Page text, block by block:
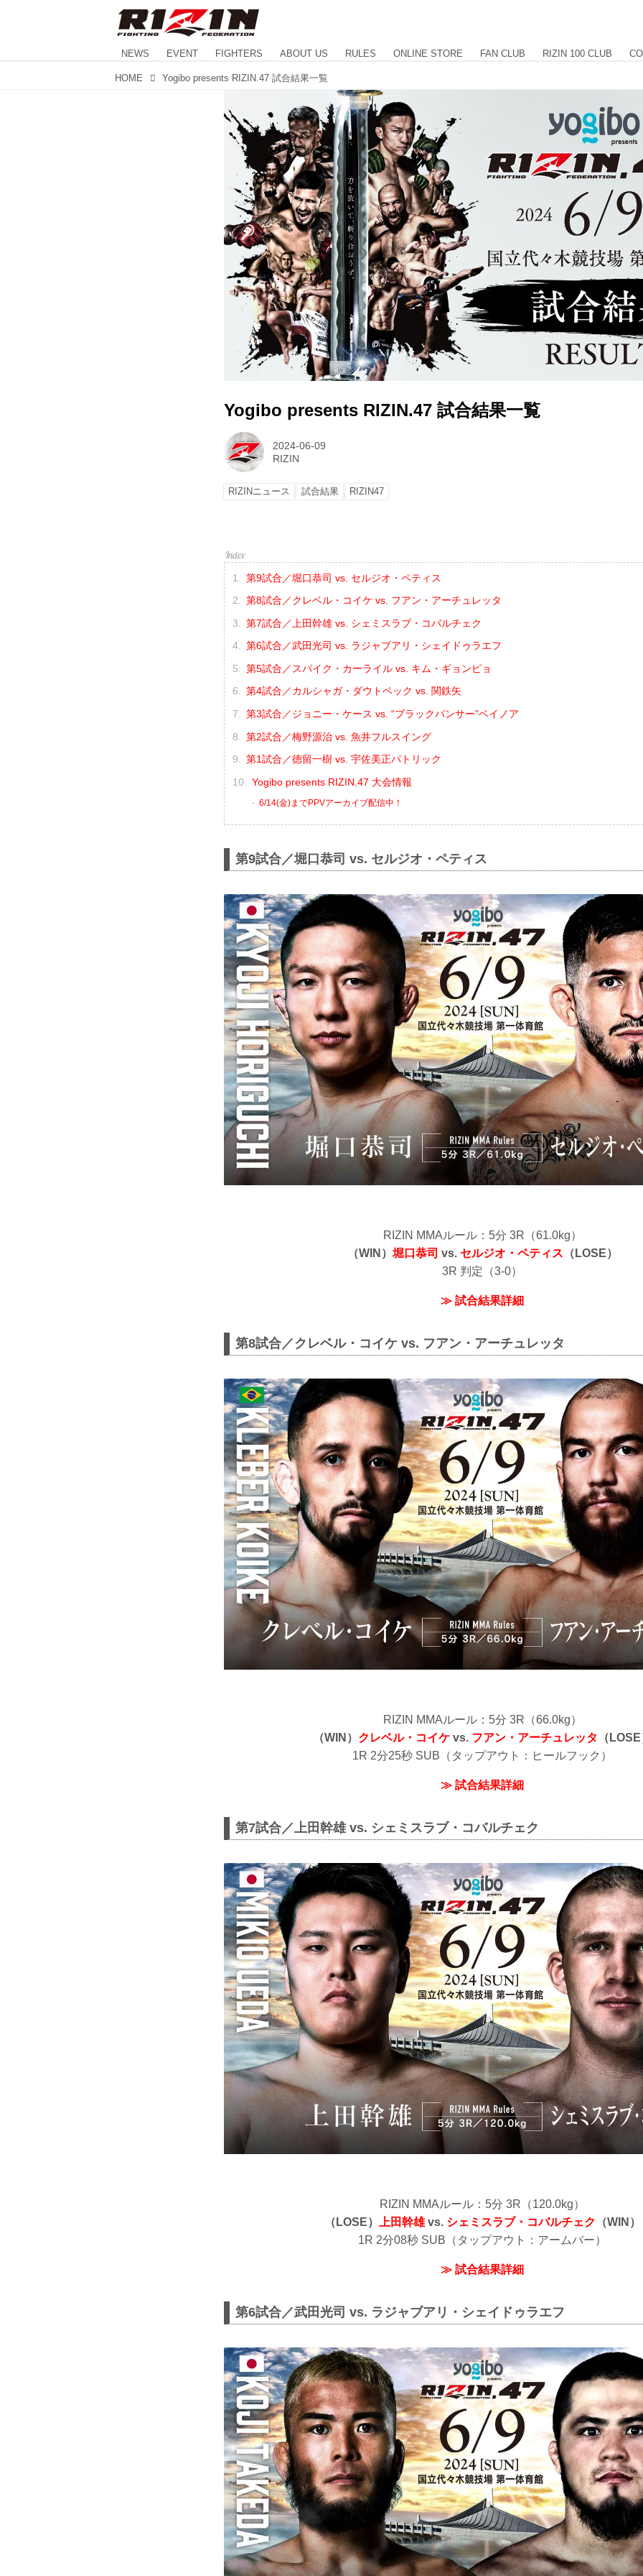
NEWS EVENT FIGHTERS ABOUT US RULES ONLINE STORE FAN CLUB RIZIN 100 CLUB
HOME Yogibo presents RIZIN.47 試合結果一覧
Yogibo presents RIZIN.47 試合結果一覧
2024-06-09
RIZIN
RIZINニュース 試合結果 RIZIN47
第9試合／堀口恭司 vs. セルジオ・ペティス
第8試合／クレベル・コイケ vs. フアン・アーチュレッタ
第7試合／上田幹雄 vs. シェミスラブ・コバルチェク
第6試合／武田光司 vs. ラジャブアリ・シェイドゥラエフ
第5試合／スパイク・カーライル vs. キム・ギョンピョ
第4試合／カルシャガ・ダウトベック vs. 関鉄矢
第3試合／ジョニー・ケース vs. “ブラックパンサー”ベイノア
第2試合／梅野源治 vs. 魚井フルスイング
第1試合／徳留一樹 vs. 宇佐美正パトリック
Yogibo presents RIZIN.47 大会情報
6/14(金)までPPVアーカイブ配信中！
第9試合／堀口恭司 vs. セルジオ・ペティス
RIZIN MMAルール：5分 3R（61.0kg）
（WIN） 堀口恭司 vs. セルジオ・ペティス （LOSE）
3R 判定（3-0）
≫ 試合結果詳細
第8試合／クレベル・コイケ vs. フアン・アーチュレッタ
RIZIN MMAルール：5分 3R（66.0kg）
（WIN） クレベル・コイケvs. フアン・アーチュレッタ （
1R 2分25秒 SUB（タップアウト：ヒールフック）
≫ 試合結果詳細
第7試合／上田幹雄 vs. シェミスラブ・コバルチェク
RIZIN MMAルール：5分 3R（120.0kg）
（LOSE）
上田幹雄vs. シェミスラブ・コバルチェク （WIN）
1R 2分08秒 SUB（タップアウト：アームバー）
≫ 試合結果詳細
第6試合／武田光司 vs. ラジャブアリ・シェイドゥラエフ